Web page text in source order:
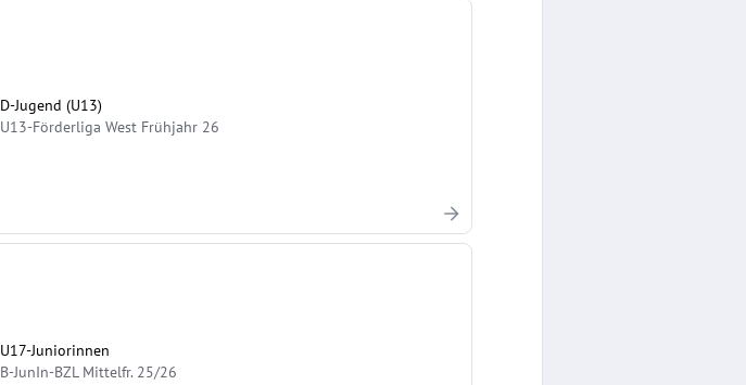
D-Jugend (U13)
U13-Förderliga West Frühjahr 26
U17-Juniorinnen
B-JunIn-BZL Mittelfr. 25/26